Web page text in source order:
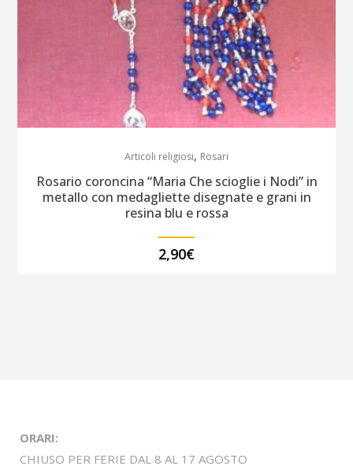
Articoli religiosi, Rosari
Rosario coroncina “Maria Che scioglie i Nodi” in
metallo con medagliette disegnate e grani in
resina blu e rossa
2,90€
ORARI:
CHIUSO PER FERIE DAL 8 AL 17 AGOSTO